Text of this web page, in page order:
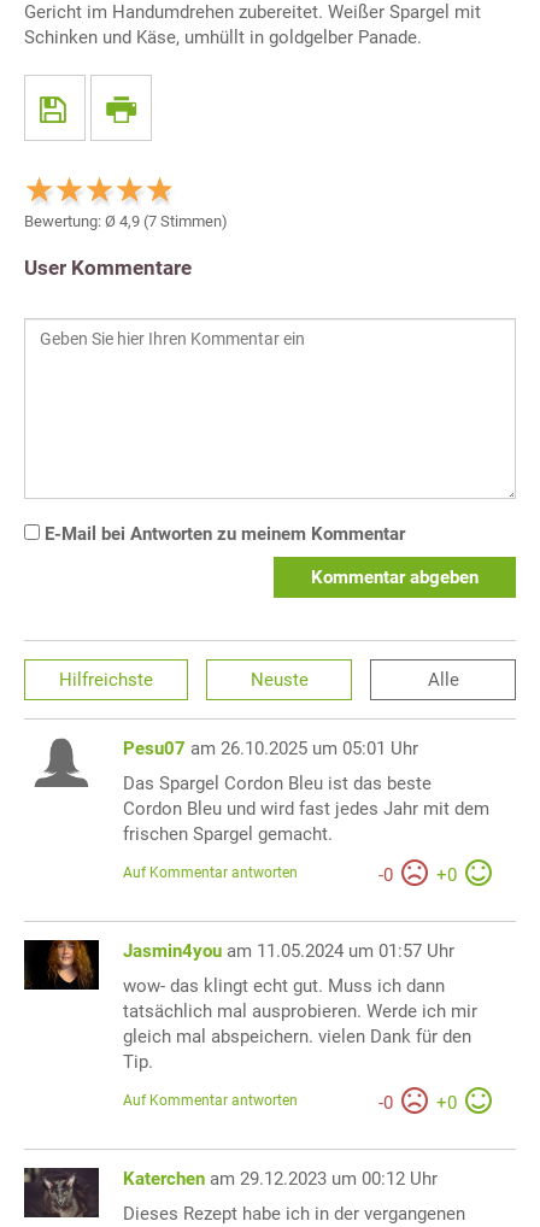
Gericht im Handumdrehen zubereitet. Weißer Spargel mit
Schinken und Käse, umhüllt in goldgelber Panade.
Bewertung: Ø 4,9 (7 Stimmen)
User Kommentare
E-Mail bei Antworten zu meinem Kommentar
Kommentar abgeben
Hilfreichste Neuste Alle
Pesu07 am 26.10.2025 um 05:01 Uhr
Das Spargel Cordon Bleu ist das beste
Cordon Bleu und wird fast jedes Jahr mit dem
frischen Spargel gemacht.
-0 +0
Auf Kommentar antworten
Jasmin4you am 11.05.2024 um 01:57 Uhr
wow- das klingt echt gut. Muss ich dann
tatsächlich mal ausprobieren. Werde ich mir
gleich mal abspeichern. vielen Dank für den
Tip.
-0 +0
Auf Kommentar antworten
Katerchen am 29.12.2023 um 00:12 Uhr
Dieses Rezept habe ich in der vergangenen